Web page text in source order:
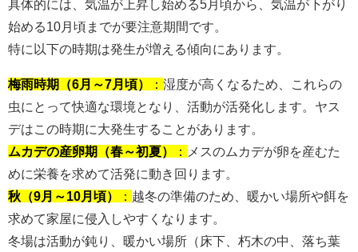
具体的には、気温が上昇し始める5月頃から、気温が下がり
始める10月頃までが要注意期間です。
特に以下の時期は発生が増える傾向にあります。
梅雨時期（6月～7月頃） ： 湿度が高くなるため、これらの
虫にとって快適な環境となり、活動が活発化します。ヤス
デはこの時期に大発生することがあります。
ムカデの産卵期（春～初夏）
：
メスのムカデが卵を産むた
めに栄養を求めて活発に動き回ります。
秋（9月～10月頃）
： 越冬の準備のため、暖かい場所や餌を
求めて家屋に侵入しやすくなります。
冬場は活動が鈍り、暖かい場所（床下、朽木の中、落ち葉